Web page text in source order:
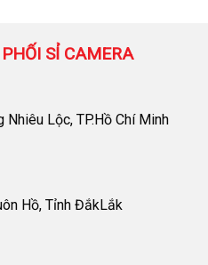
SỈ CAMERA
Lộc, TP.Hồ Chí Minh
Hồ, Tỉnh ĐắkLắk